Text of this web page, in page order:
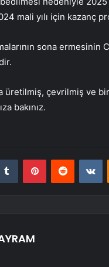
mali yılı için kazanç
sona ermesinin
üretilmiş, çevrilmiş ve
bakınız.
Tumblr PinterestReddit